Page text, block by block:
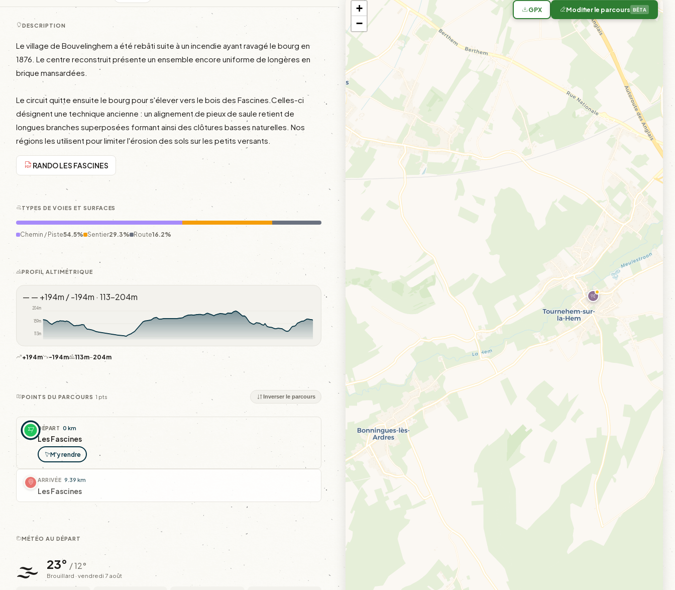
+
−
GPX Modifier le parcours BÊTA
DESCRIPTION
Le village de Bouvelinghem a été rebâti suite à un incendie ayant ravagé le bourg en
1876. Le centre reconstruit présente un ensemble encore uniforme de longères en
brique mansardées.
Le circuit quitte ensuite le bourg pour s'élever vers le bois des Fascines.Celles-ci
désignent une technique ancienne : un alignement de pieux de saule retient de
longues branches superposées formant ainsi des clôtures basses naturelles. Nos
régions les utilisent pour limiter l'érosion des sols sur les petits versants.
RANDO LES FASCINES
TYPES DE VOIES ET SURFACES
Chemin / Piste54.5% Sentier29.3% Route16.2%
PROFIL ALTIMÉTRIQUE
— — +194m / -194m · 113–204m
113m
159m
204m
+194m -194m 113m–204m
POINTS DU PARCOURS 1 pts Inverser le parcours
DÉPART 0 km
Les Fascines
M'y rendre
ARRIVÉE 9.39 km
Les Fascines
MÉTÉO AU DÉPART
🌫️ 23° / 12°
Brouillard · vendredi 7 août